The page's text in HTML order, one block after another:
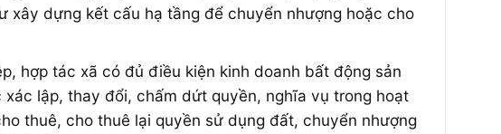
dựng kết cấu hạ tầng để chuyển nhượng hoặc cho
hợp tác xã có đủ điều kiện kinh doanh bất động sản
lập, thay đổi, chấm dứt quyền, nghĩa vụ trong hoạt
thuê, cho thuê lại quyền sử dụng đất, chuyển nhượng